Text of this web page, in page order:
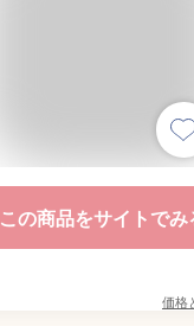
この商品をサイトでみ
価格